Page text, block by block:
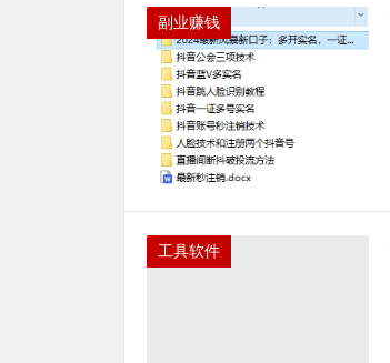
副业赚钱
工具软件